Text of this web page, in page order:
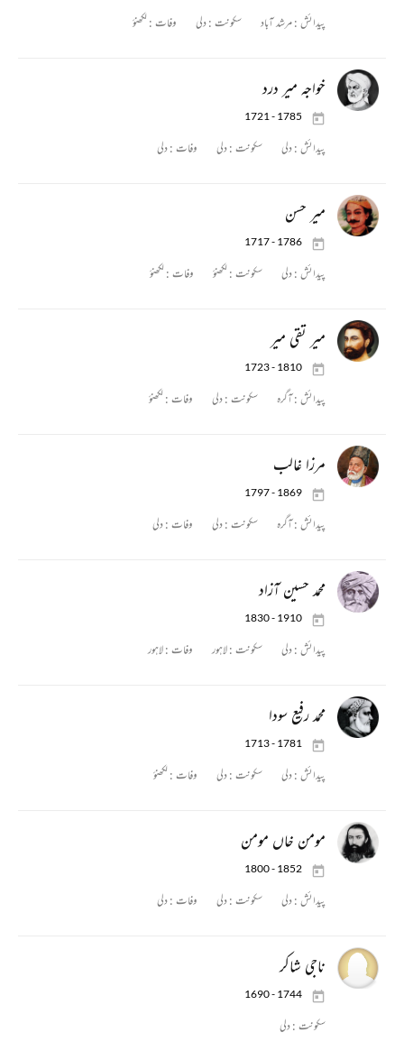
پیدائش :مرشد آباد سکونت :دلی وفات : لکھنؤ
خواجہ میر درد
1721 - 1785
پیدائش :دلی سکونت :دلی وفات :دلی
میر حسن
1717 - 1786
پیدائش :دلی سکونت : لکھنؤ وفات : لکھنؤ
میر تقی میر
1723 - 1810
پیدائش :آگرہ سکونت :دلی وفات : لکھنؤ
مرزا غالب
1797 - 1869
پیدائش :آگرہ سکونت :دلی وفات :دلی
محمد حسین آزاد
1830 - 1910
پیدائش :دلی سکونت :لاہور وفات :لاہور
محمد رفیع سودا
1713 - 1781
پیدائش :دلی سکونت :دلی وفات : لکھنؤ
مومن خاں مومن
1800 - 1852
پیدائش :دلی سکونت :دلی وفات :دلی
ناجی شاکر
1690 - 1744
سکونت :دلی